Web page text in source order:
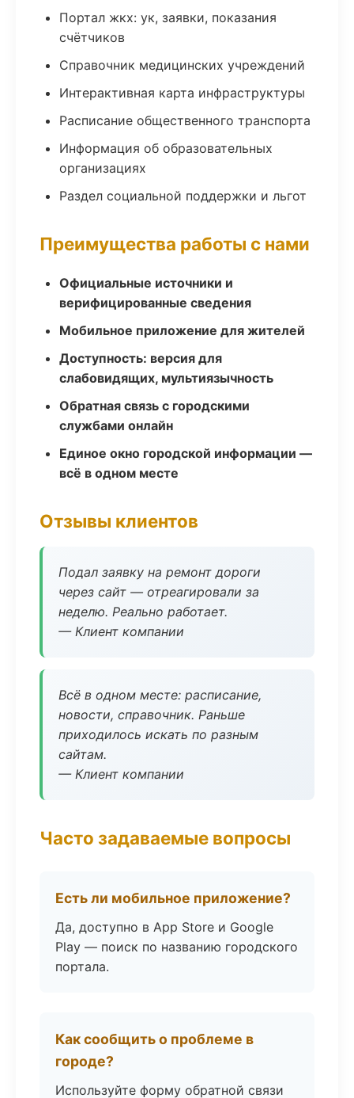
Портал жкх: ук, заявки, показания
счётчиков
Справочник медицинских учреждений
Интерактивная карта инфраструктуры
Расписание общественного транспорта
Информация об образовательных
организациях
Раздел социальной поддержки и льгот
Преимущества работы с нами
Официальные источники и
верифицированные сведения
Мобильное приложение для жителей
Доступность: версия для
слабовидящих, мультиязычность
Обратная связь с городскими
службами онлайн
Единое окно городской информации —
всё в одном месте
Отзывы клиентов
Подал заявку на ремонт дороги
через сайт — отреагировали за
неделю. Реально работает.
— Клиент компании
Всё в одном месте: расписание,
новости, справочник. Раньше
приходилось искать по разным
сайтам.
— Клиент компании
Часто задаваемые вопросы
Есть ли мобильное приложение?
Да, доступно в App Store и Google
Play — поиск по названию городского
портала.
Как сообщить о проблеме в
городе?
Используйте форму обратной связи